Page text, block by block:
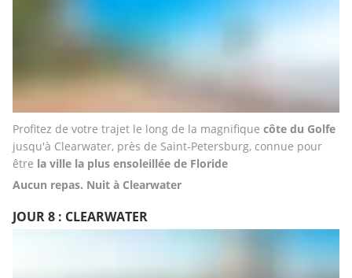
Profitez de votre trajet le long de la magnifique côte du Golfe
jusqu'à Clearwater, près de Saint-Petersburg, connue pour
être la ville la plus ensoleillée de Floride
Aucun repas. Nuit à Clearwater
JOUR 8 : CLEARWATER